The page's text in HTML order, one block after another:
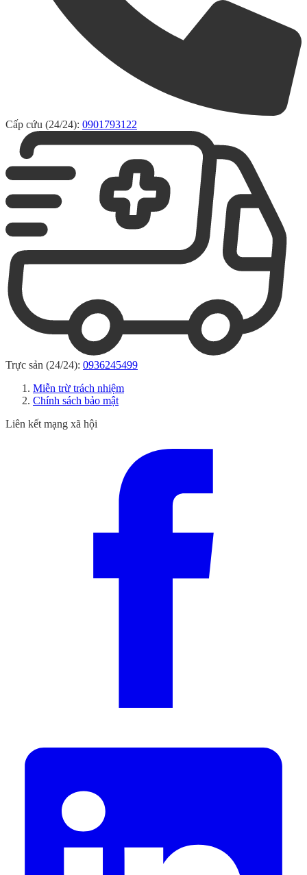
Cấp cứu (24/24): 0901793122
Trực sản (24/24): 0936245499
Miễn trừ trách nhiệm
Chính sách bảo mật
Liên kết mạng xã hội